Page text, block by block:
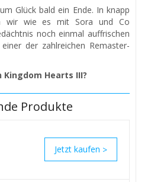
Glück bald ein Ende. In knapp
wir wie es mit Sora und Co
noch einmal auffrischen
der zahlreichen Remaster-
Hearts III?
Produkte
>